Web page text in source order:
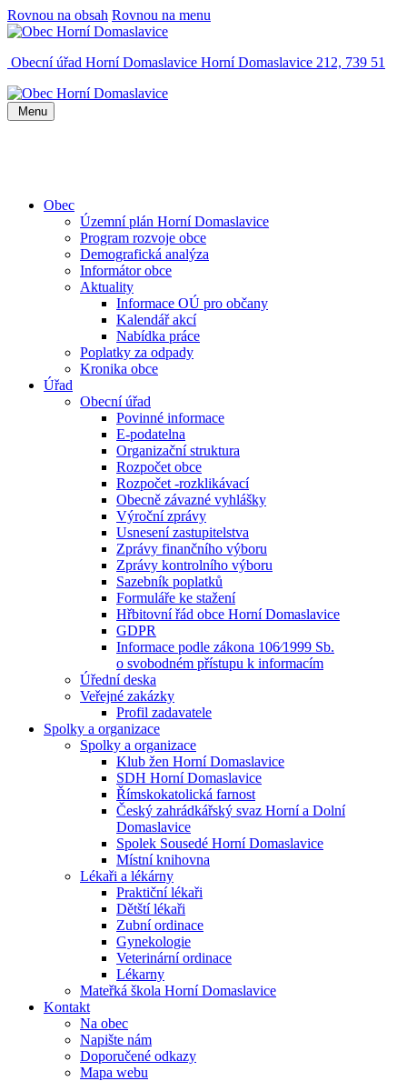
Rovnou na obsah Rovnou na menu
Obecní úřad Horní Domaslavice Horní Domaslavice 212, 739 51
Menu
Obec
Územní plán Horní Domaslavice
Program rozvoje obce
Demografická analýza
Informátor obce
Aktuality
Informace OÚ pro občany
Kalendář akcí
Nabídka práce
Poplatky za odpady
Kronika obce
Úřad
Obecní úřad
Povinné informace
E-podatelna
Organizační struktura
Rozpočet obce
Rozpočet -rozklikávací
Obecně závazné vyhlášky
Výroční zprávy
Usnesení zastupitelstva
Zprávy finančního výboru
Zprávy kontrolního výboru
Sazebník poplatků
Formuláře ke stažení
Hřbitovní řád obce Horní Domaslavice
GDPR
Informace podle zákona 106⁄1999 Sb.
o svobodném přístupu k informacím
Úřední deska
Veřejné zakázky
Profil zadavatele
Spolky a organizace
Spolky a organizace
Klub žen Horní Domaslavice
SDH Horní Domaslavice
Římskokatolická farnost
Český zahrádkářský svaz Horní a Dolní
Domaslavice
Spolek Sousedé Horní Domaslavice
Místní knihovna
Lékaři a lékárny
Praktiční lékaři
Dětští lékaři
Zubní ordinace
Gynekologie
Veterinární ordinace
Lékarny
Mateřká škola Horní Domaslavice
Kontakt
Na obec
Napište nám
Doporučené odkazy
Mapa webu